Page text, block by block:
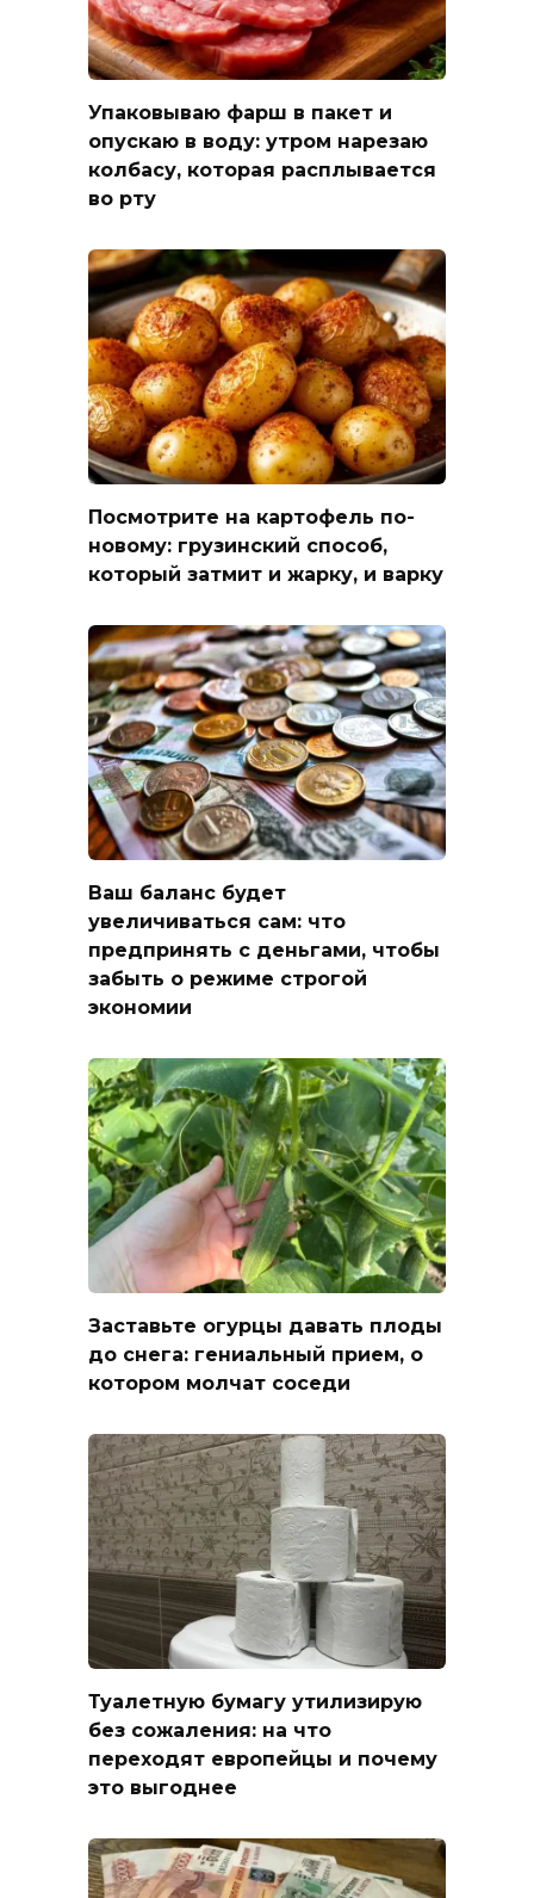
Упаковываю фарш в пакет и
опускаю в воду: утром нарезаю
колбасу, которая расплывается
во рту
Посмотрите на картофель по-
новому: грузинский способ,
который затмит и жарку, и варку
Ваш баланс будет
увеличиваться сам: что
предпринять с деньгами, чтобы
забыть о режиме строгой
экономии
Заставьте огурцы давать плоды
до снега: гениальный прием, о
котором молчат соседи
Туалетную бумагу утилизирую
без сожаления: на что
переходят европейцы и почему
это выгоднее